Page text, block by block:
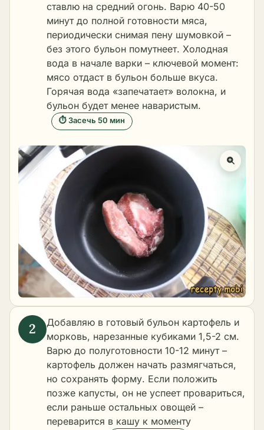
ставлю на средний огонь. Варю 40-50
минут до полной готовности мяса,
периодически снимая пену шумовкой –
без этого бульон помутнеет. Холодная
вода в начале варки – ключевой момент:
мясо отдаст в бульон больше вкуса.
Горячая вода «запечатает» волокна, и
бульон будет менее наваристым.
⏱ Засечь 50 мин
Добавляю в готовый бульон картофель и
морковь, нарезанные кубиками 1,5-2 см.
Варю до полуготовности 10-12 минут –
картофель должен начать размягчаться,
но сохранять форму. Если положить
позже капусты, он не успеет провариться,
если раньше остальных овощей –
переварится в кашу к моменту